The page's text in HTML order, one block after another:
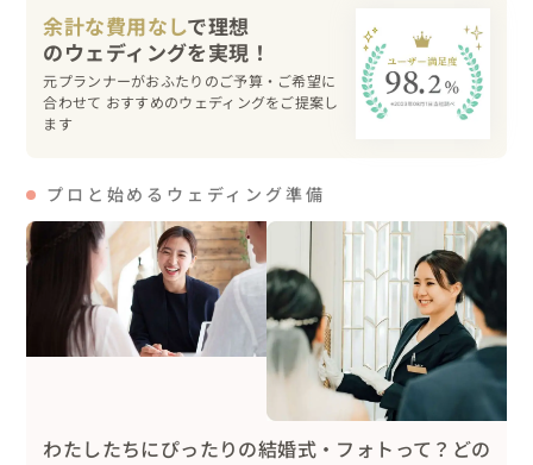
余計な費用なしで理想
元プランナーがおふたりのご予算・ご希望に
合わせて おすすめのウェディングをご提案し
ます
プロと始めるウェディング準備
わたしたちにぴったりの結婚式・フォトって？どの